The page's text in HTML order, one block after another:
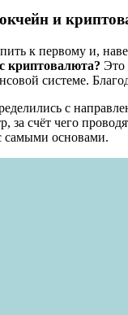
и
к первому и,
криптовалюта? Это
системе.
с
за счёт чего
самыми основами.